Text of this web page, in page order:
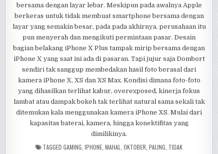
bersama dengan layar lebar. Meskipun pada awalnya Apple
berkeras untuk tidak membuat smartphone bersama dengan
layar yang semakin besar, pada pada akhirnya, perusahaan itu
pun menyerah dan mengikuti permintaan pasar. Desain
bagian belakang iPhone X Plus tampak mirip bersama dengan
iPhone X yang saat ini ada di pasaran. Tapi jujur saja Dombort
sendiri tak sanggup membedakan hasil foto berasal dari
kamera iPhone X, XS dan XS Max. Kondisi dimana foto-foto
yang dihasilkan terlihat kabur, overexposed, kinerja fokus
lambat atau dampak bokeh tak terlihat natural sama sekali tak
ditemukan kala menggunakan kamera iPhone XS. Mulai dari
kapasitas baterai, kamera, hingga konektifitas yang
dimilikinya.
TAGGED GAMING IPHONE MAHAL OKTOBER PALING TIDAK